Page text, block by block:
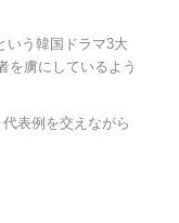
いう韓国ドラマ3大
を虜にしているよう
表例を交えながら